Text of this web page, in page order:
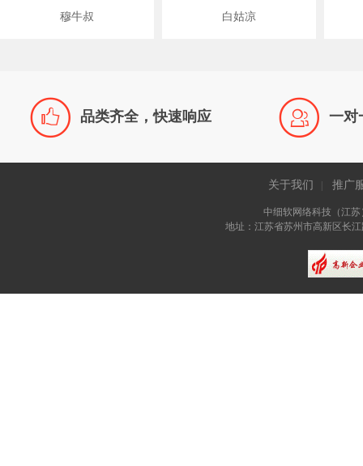
穆牛叔 白姑凉
 品类齐全，快速响应  一对
关于我们 推广
中细软网络科技（江
地址：江苏省苏州市高新区长